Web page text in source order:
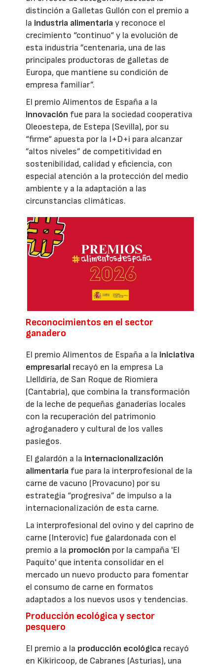
distinción a Galletas Gullón con el premio a
la industria alimentariay reconoce el
crecimiento “continuo“ y la evolución de
esta industria ”centenaria, una de las
principales productoras de galletas de
Europa, que mantiene su condición de
empresa familiar”.
El premio Alimentos de España a la
innovación fue para la sociedad cooperativa
Oleoestepa, de Estepa (Sevilla), por su
“firme“ apuesta por la I+D+i para alcanzar
”altos niveles” de competitividad en
sostenibilidad, calidad y eficiencia, con
especial atención a la protección del medio
ambiente y a la adaptación a las
circunstancias climáticas.
Reconocimientos en el sector
ganadero
El premio Alimentos de España a la iniciativa
empresarial recayó en la empresa La
Llelldiría, de San Roque de Riomiera
(Cantabria), que combina la transformación
de la leche de pequeñas ganaderías locales
con la recuperación del patrimonio
agroganadero y cultural de los valles
pasiegos.
El galardón a la internacionalización
alimentaria fue para la interprofesional de la
carne de vacuno (Provacuno) por su
estrategia “progresiva” de impulso a la
internacionalización de esta carne.
La interprofesional del ovino y del caprino de
carne (Interovic) fue galardonada con el
premio a la promoción por la campaña 'El
Paquito' que intenta consolidar en el
mercado un nuevo producto para fomentar
el consumo de carne en formatos
adaptados a los nuevos usos y tendencias.
Producción ecológica y sector
pesquero
El premio a la producción ecológica recayó
en Kikiricoop, de Cabranes (Asturias), una